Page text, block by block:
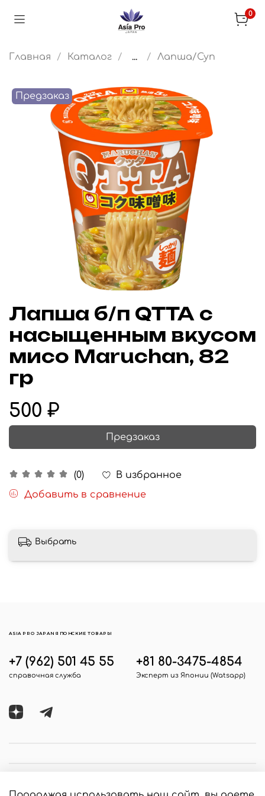
0
Главная Каталог ... Лапша/Суп
Предзаказ
Лапша б/п QTTA c
насыщенным вкусом
мисо Maruchan, 82
гр
(0)
В избранное
Добавить в сравнение
500 ₽
Предзаказ
Выбрать
+7 (962) 501 45 55
справочная служба
+81 80-3475-4854
Эксперт из Японии (Watsapp)
ASIA PRO JAPAN ЯПОНСКИЕ ТОВАРЫ